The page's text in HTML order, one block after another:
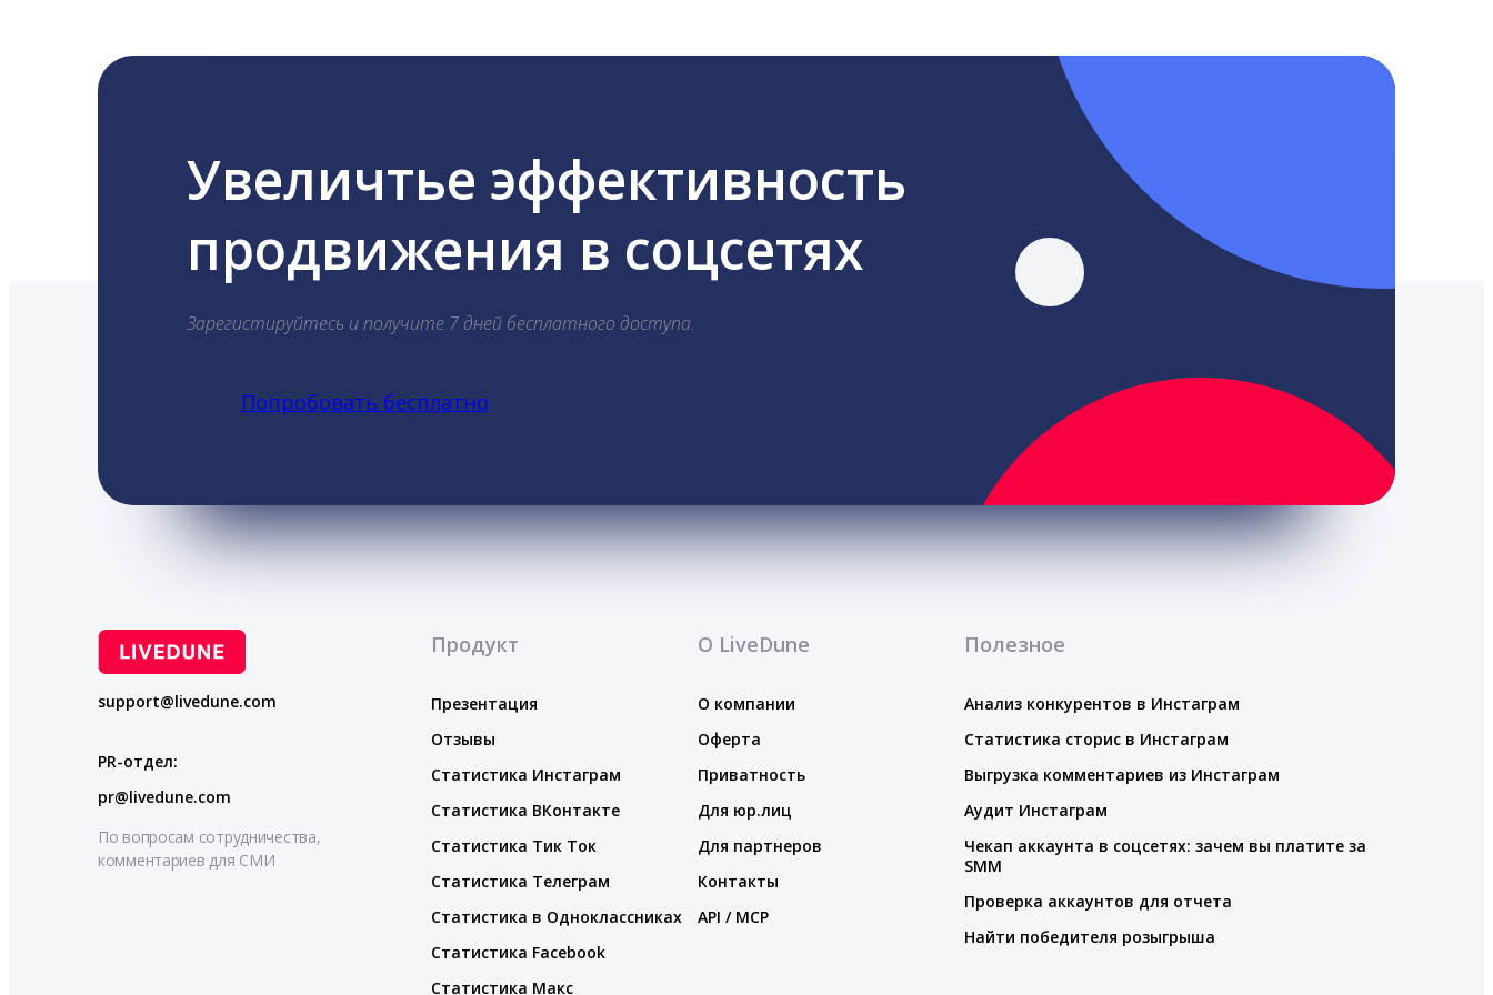
Увеличтье эффективность
продвижения в соцсетях
Зарегистируйтесь и получите 7 дней бесплатного доступа.
Попробовать бесплатно
support@livedune.com
PR-отдел:
pr@livedune.com
По вопросам сотрудничества,
комментариев для СМИ
Продукт
Презентация
Отзывы
Статистика Инстаграм
Статистика ВКонтакте
Статистика Тик Ток
Статистика Телеграм
Статистика в Одноклассниках
Статистика Facebook
Статистика Макс
О LiveDune
О компании
Оферта
Приватность
Для юр.лиц
Для партнеров
Контакты
API / MCP
Полезное
Анализ конкурентов в Инстаграм
Статистика сторис в Инстаграм
Выгрузка комментариев из Инстаграм
Аудит Инстаграм
Чекап аккаунта в соцсетях: зачем вы платите за
SMM
Проверка аккаунтов для отчета
Найти победителя розыгрыша